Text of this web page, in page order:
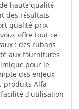
haute qualité
des résultats
qualité-prix
offre tout ce
: des rubans
aux fournitures
pour le
des enjeux
produits Alfa
d'utilisation